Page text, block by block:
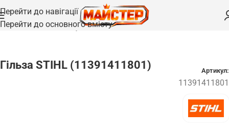
Перейти до навігації
Перейти до основного вмісту
Головна /Запчастини/Втулки та гільзи
Гільза STIHL (11391411801) Артикул:
11391411801